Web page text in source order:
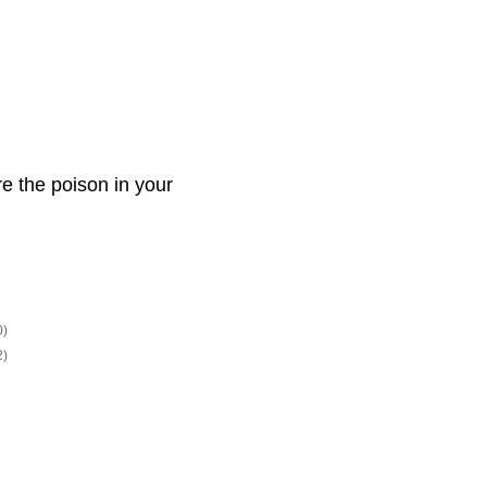
the poison in your